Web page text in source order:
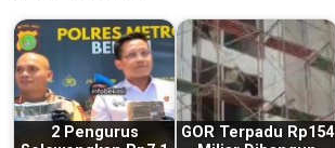
2 Pengurus
GOR Terpadu Rp154